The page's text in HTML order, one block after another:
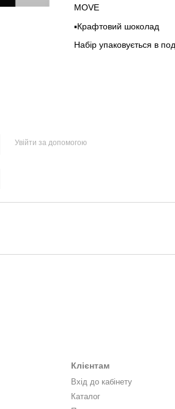
MOVE
▪️Крафтовий шоколад
Набір упаковується в
Увійти за допомогою
Клієнтам
Вхід до кабінету
Каталог